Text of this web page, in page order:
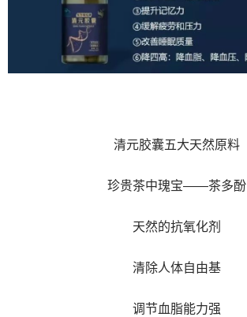
清元胶囊五大天然原料
珍贵茶中瑰宝——茶多酚
天然的抗氧化剂
清除人体自由基
调节血脂能力强